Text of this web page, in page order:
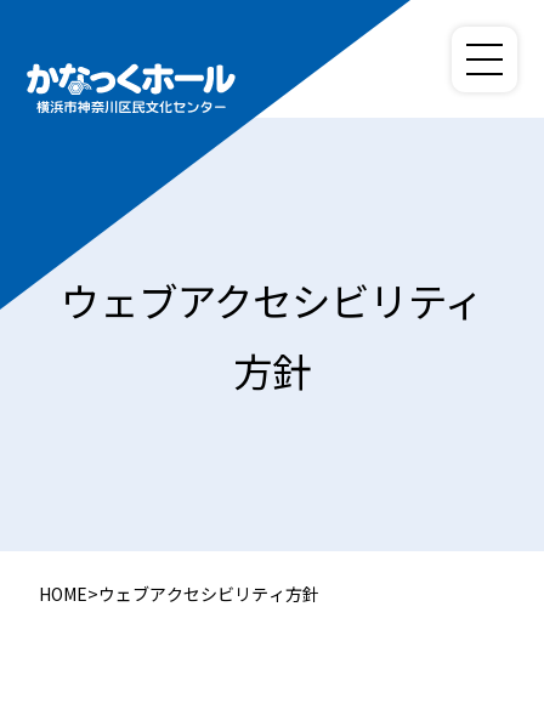
ウェブアクセシビリティ
方針
HOME>ウェブアクセシビリティ方針